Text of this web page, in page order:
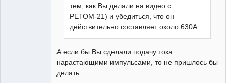
тем, как Вы делали на видео с
РЕТОМ-21) и убедиться, что он
действительно составляет около 630А.
А если бы Вы сделали подачу тока
нарастающими импульсами, то не пришлось бы
делать